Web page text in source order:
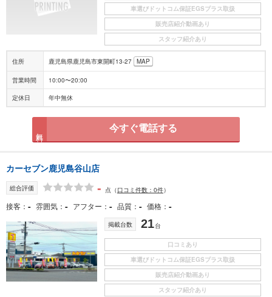
車選びドットコム保証EGSプラス取扱
販売店紹介動画あり
スタッフ紹介あり
住所 鹿児島県鹿児島市東開町13-27 MAP
営業時間 10:00〜20:00
定休日 年中無休
今すぐ電話する
カーセブン鹿児島谷山店
総合評価 - 点 （口コミ件数：0件）
接客 - 雰囲気 - アフター - 品質 - 価格 -
掲載台数 21台
口コミあり
車選びドットコム保証EGSプラス取扱
販売店紹介動画あり
スタッフ紹介あり